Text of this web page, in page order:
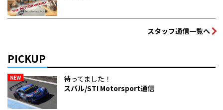
スタッフ通信一覧へ
PICKUP
NEW
待ってました！
スバル/STI Motorsport通信